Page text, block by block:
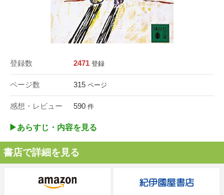
登録数 2471 登録
ページ数 315 ページ
感想・レビュー 590 件
▶︎あらすじ・内容を見る
書店で詳細を見る